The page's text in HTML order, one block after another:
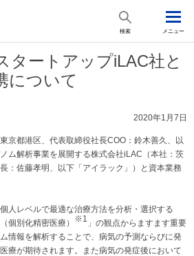
検索 メニュー
タートアップiLAC社と
について
2020年1月7日
京都港区、代表取締役社長COO：鈴木善久、以
ム解析事業を展開する株式会社iLAC（本社：茨
：佐藤孝明、以下「アイラック」）と資本業務
人レベルで最適な治療方法を分析・選択する
個別化精密医療） ※1 」の観点からますます重要
情報を解析することで、病気の予測ならびに発
療が期待されます。また病気の発症後において